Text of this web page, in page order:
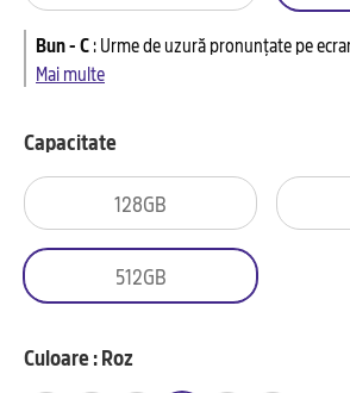
Bun - C:Urme de uzură pronunțate pe
Mai multe
Capacitate
128GB
512GB
Culoare : Roz